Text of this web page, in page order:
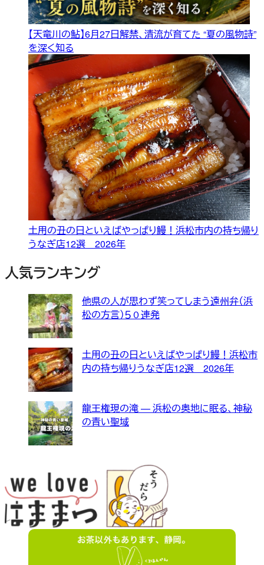
【天竜川の鮎】6月27日解禁、清流が育てた “夏の風物詩”
を深く知る
土用の丑の日といえばやっぱり鰻！浜松市内の持ち帰り
うなぎ店12選 2026年
人気ランキング
他県の人が思わず笑ってしまう遠州弁（浜
松の方言）５０連発
土用の丑の日といえばやっぱり鰻！浜松市
内の持ち帰りうなぎ店12選 2026年
龍王権現の滝 — 浜松の奥地に眠る、神秘
の青い聖域